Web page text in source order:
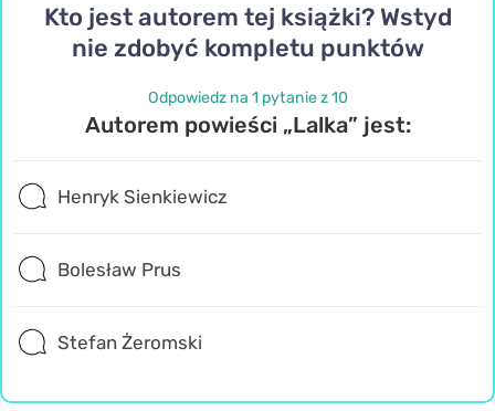
Kto jest autorem tej książki? Wstyd
nie zdobyć kompletu punktów
Odpowiedz na 1 pytanie z 10
Autorem powieści „Lalka” jest:
Henryk Sienkiewicz
Bolesław Prus
Stefan Żeromski